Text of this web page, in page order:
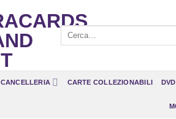
Cerca:
CANCELLERIA CARTE COLLEZIONABILI DVD